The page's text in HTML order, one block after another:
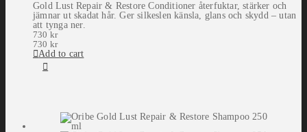
Gold Lust Repair & Restore Conditioner återfuktar, stärker och
jämnar ut skadat hår. Ger silkeslen känsla, glans och skydd – utan
att tynga ner.
730 kr
730 kr
Add to cart